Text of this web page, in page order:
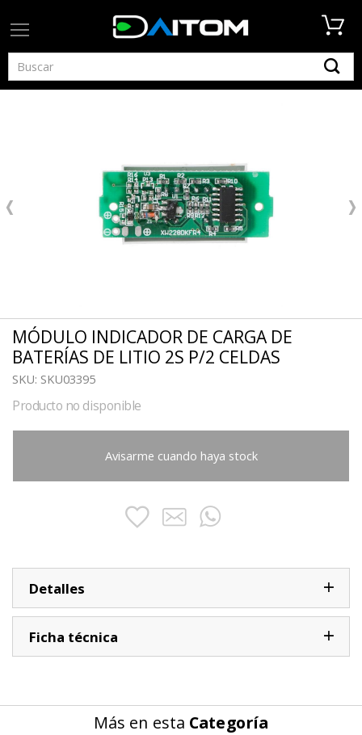
MÓDULO INDICADOR DE CARGA DE
BATERÍAS DE LITIO 2S P/2 CELDAS
SKU: SKU03395
Producto no disponible
Avisarme cuando haya stock
Detalles
Ficha técnica
Más en esta Categoría